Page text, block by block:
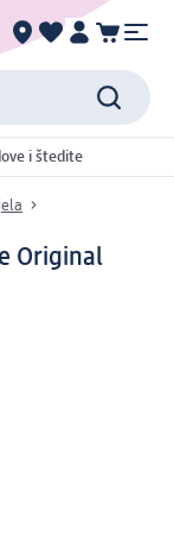
i štedite
Original